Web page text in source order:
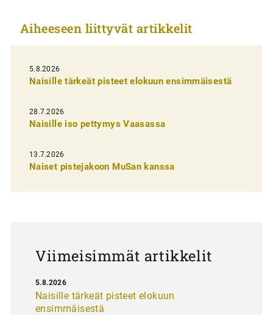
k
e
l
i
e
n
e
Aiheeseen liittyvät artikkelit
5.8.2026
Naisille tärkeät pisteet elokuun ensimmäisestä
28.7.2026
Naisille iso pettymys Vaasassa
13.7.2026
Naiset pistejakoon MuSan kanssa
Viimeisimmät artikkelit
Naisille tärkeät pisteet elokuun
ensimmäisestä
5.8.2026